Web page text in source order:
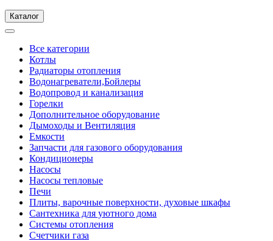
Каталог
Все категории
Котлы
Радиаторы отопления
Водонагреватели,Бойлеры
Водопровод и канализация
Горелки
Дополнительное оборудование
Дымоходы и Вентиляция
Емкости
Запчасти для газового оборудования
Кондиционеры
Насосы
Насосы тепловые
Печи
Плиты, варочные поверхности, духовые шкафы
Сантехника для уютного дома
Системы отопления
Счетчики газа